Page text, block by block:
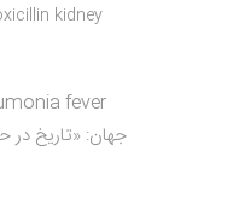
kidney
fever
جهان: «تاریخ